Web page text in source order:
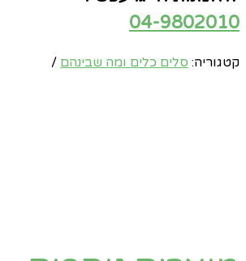
04-9802010
קטגוריה: סלים כלים ומה שבינהם